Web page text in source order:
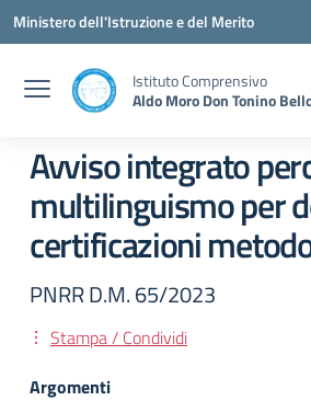
Vai ai contenuti
Vai al menu di navigazione
Vai al footer
Ministero dell'Istruzione e del Merito
Istituto Comprensivo
Aldo Moro Don Tonino
Avviso integrato
multilinguismo per
certificazioni
PNRR D.M. 65/2023
Stampa / Condividi
Argomenti